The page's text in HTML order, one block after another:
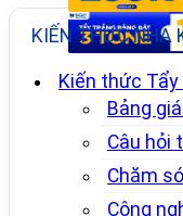
KIẾN THỨC NHA
Kiến thức Tẩy
Bảng
Câu hỏi
Chăm
Công